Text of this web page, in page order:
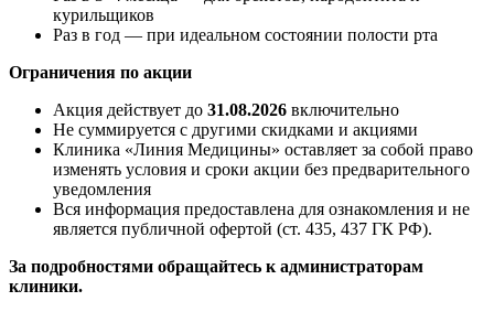
курильщиков
Раз в год — при идеальном состоянии полости рта
Ограничения по акции
Акция действует до 31.08.2026 включительно
Не суммируется с другими скидками и акциями
Клиника «Линия Медицины» оставляет за собой право
изменять условия и сроки акции без предварительного
уведомления
Вся информация предоставлена для ознакомления и не
является публичной офертой (ст. 435, 437 ГК РФ).
За подробностями обращайтесь к администраторам
клиники.